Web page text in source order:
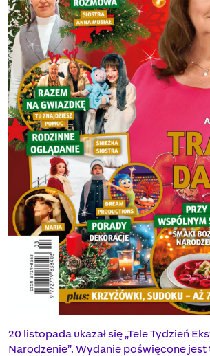
20 listopada ukazał się „Tele Tydzień
Narodzenie”. Wydanie poświęcone